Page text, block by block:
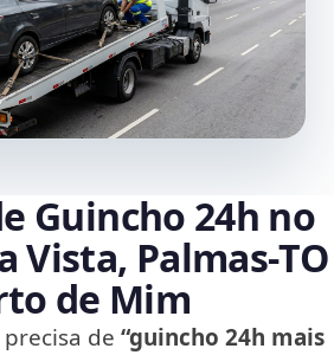
Guincho 24h no
Vista, Palmas‑TO
de Mim
de “guincho 24h mais